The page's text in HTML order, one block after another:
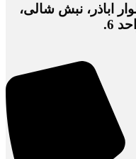
اباذر، نبش شالی،
ساختمان دفتر خدمات قضایی، واحد 6.